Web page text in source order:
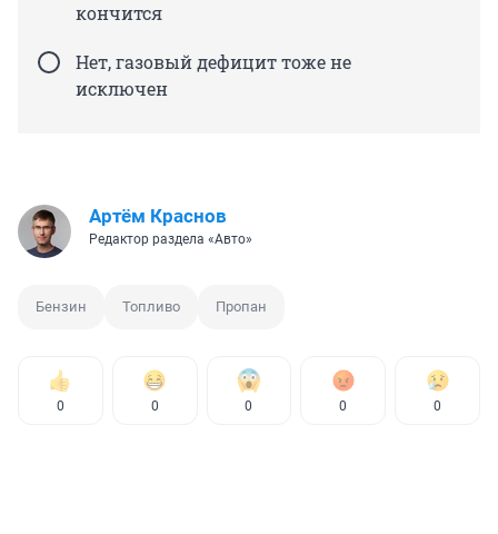
кончится
Нет, газовый дефицит тоже не
исключен
Артём Краснов
Редактор раздела «Авто»
Бензин Топливо Пропан
0 0 0 0 0